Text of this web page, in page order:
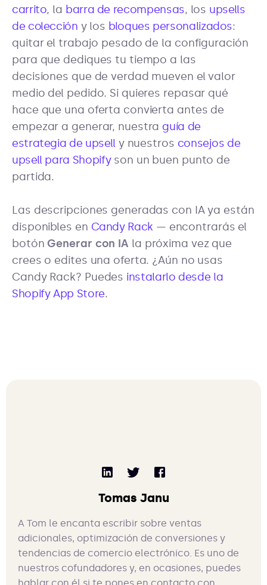
carrito, la barra de recompensas, los upsells
de colección y los bloques personalizados:
quitar el trabajo pesado de la configuración
para que dediques tu tiempo a las
decisiones que de verdad mueven el valor
medio del pedido. Si quieres repasar qué
hace que una oferta convierta antes de
empezar a generar, nuestra guía de
estrategia de upselly nuestros consejos de
upsell para Shopifyson un buen punto de
partida.
Las descripciones generadas con IA ya están
disponibles en Candy Rack — encontrarás el
botónGenerar con IA la próxima vez que
crees o edites una oferta. ¿Aún no usas
Candy Rack? Puedes instalarlo desde la
Shopify App Store.
Tomas Janu
A Tom le encanta escribir sobre ventas
adicionales, optimización de conversiones y
tendencias de comercio electrónico. Es uno de
nuestros cofundadores y, en ocasiones, puedes